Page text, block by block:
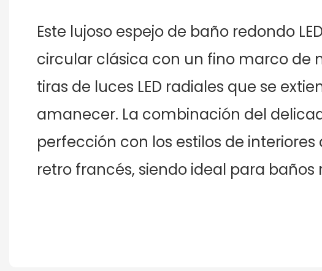
Este lujoso espejo de baño redondo
circular clásica con un fino marco de
tiras de luces LED radiales que se
amanecer. La combinación del
perfección con los estilos de
retro francés, siendo ideal para